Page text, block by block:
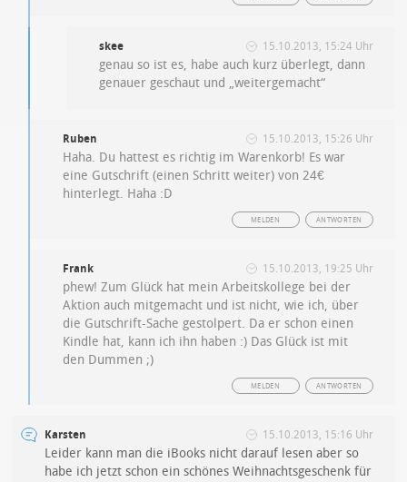
skee 15.10.2013, 15:24 Uhr
genau so ist es, habe auch kurz überlegt, dann
genauer geschaut und „weitergemacht“
Ruben 15.10.2013, 15:26 Uhr
Haha. Du hattest es richtig im Warenkorb! Es war
eine Gutschrift (einen Schritt weiter) von 24€
hinterlegt. Haha :D
ANTWORTEN
MELDEN
Frank 15.10.2013, 19:25 Uhr
phew! Zum Glück hat mein Arbeitskollege bei der
Aktion auch mitgemacht und ist nicht, wie ich, über
die Gutschrift-Sache gestolpert. Da er schon einen
Kindle hat, kann ich ihn haben :) Das Glück ist mit
den Dummen ;)
ANTWORTEN
MELDEN
Karsten 15.10.2013, 15:16 Uhr
Leider kann man die iBooks nicht darauf lesen aber so
habe ich jetzt schon ein schönes Weihnachtsgeschenk für